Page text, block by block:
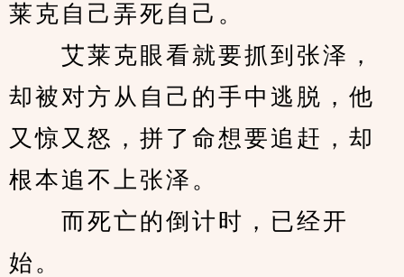
莱克自己弄死自己。
艾莱克眼看就要抓到张泽，
却被对方从自己的手中逃脱，他
又惊又怒，拼了命想要追赶，却
根本追不上张泽。
而死亡的倒计时，已经开
始。